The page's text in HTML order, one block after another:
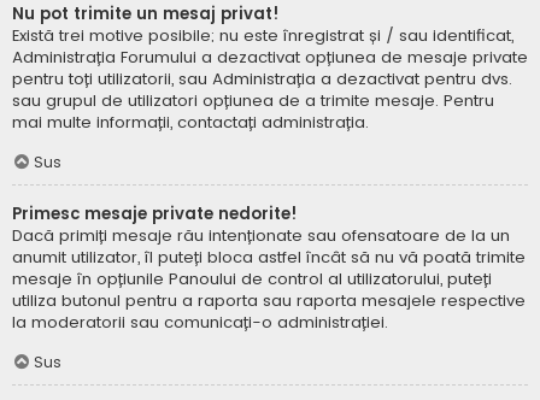
Nu pot trimite un mesaj privat!
Există trei motive posibile; nu este înregistrat și / sau identificat,
Administrația Forumului a dezactivat opțiunea de mesaje private
pentru toți utilizatorii, sau Administrația a dezactivat pentru dvs.
sau grupul de utilizatori opțiunea de a trimite mesaje. Pentru
mai multe informații, contactați administrația.
Sus
Primesc mesaje private nedorite!
Dacă primiți mesaje rău intenționate sau ofensatoare de la un
anumit utilizator, îl puteți bloca astfel încât să nu vă poată trimite
mesaje în opțiunile Panoului de control al utilizatorului, puteți
utiliza butonul pentru a raporta sau raporta mesajele respective
la moderatorii sau comunicați-o administrației.
Sus